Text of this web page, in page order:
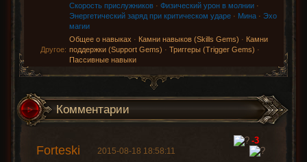
Скорость прислужников· Физический урон в молнии·
Энергетический заряд при критическом ударе· Мина· Эхо
магии
Другое:
Общее о навыках · Камни навыков (Skills Gems) · Камни
поддержки (Support Gems) · Триггеры (Trigger Gems) ·
Пассивные навыки
Комментарии
Forteski 2015-08-18 18:58:11
-3